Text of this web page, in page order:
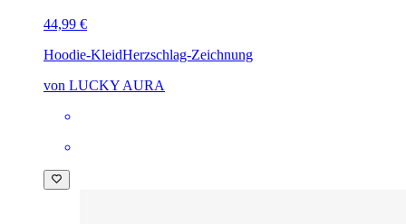
44,99 €
Hoodie-KleidHerzschlag-Zeichnung
von LUCKY AURA